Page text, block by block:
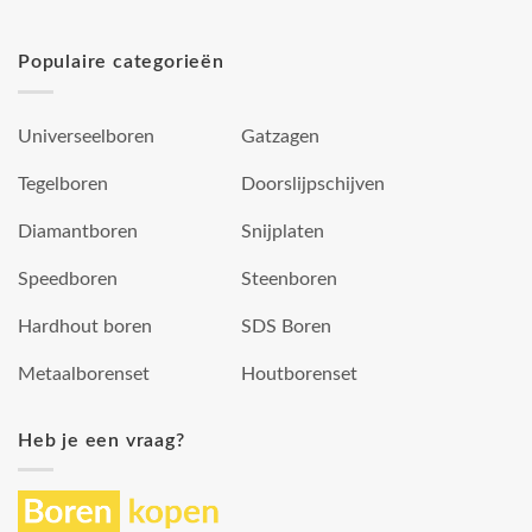
Populaire categorieën
Universeelboren
Tegelboren
Diamantboren
Speedboren
Hardhout boren
Metaalborenset
Gatzagen
Doorslijpschijven
Snijplaten
Steenboren
SDS Boren
Houtborenset
Heb je een vraag?